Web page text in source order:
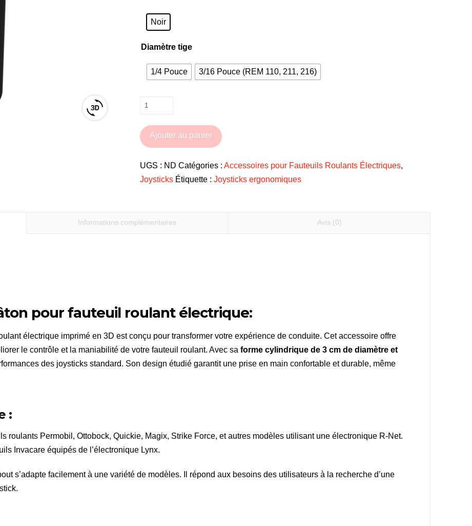
View
Noir
Diamètre tige
1/4 Pouce 3/16 Pouce (REM 110, 211, 216)
quantité
Embout
de
pour
électrique
Ajouter au panier
UGS : ND Catégories : Accessoires pour Fauteuils Roulants Électriques,
Joysticks Étiquette : Joysticks ergonomiques
Informations complémentaires Avis (0)
pour fauteuil roulant électrique:
électrique imprimé en 3D est conçu pour transformer votre expérience de conduite. Cet accessoire offre
le contrôle et la maniabilité de votre fauteuil roulant. Avec sa forme cylindrique de 3 cm de diamètre et
des joysticks standard. Son design étudié garantit une prise en main confortable et durable, même
:
roulants Permobil, Ottobock, Quickie, Magix, Strike Force, et autres modèles utilisant une électronique R-Net.
Invacare équipés de l’électronique Lynx.
s’adapte facilement à une variété de modèles. Il répond aux besoins des utilisateurs à la recherche d’une